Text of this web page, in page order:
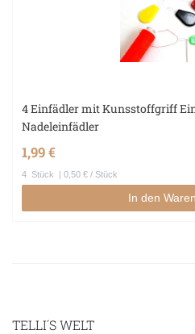
4 Einfädler mit Kunsstoffgriff
Nadeleinfädler
1,99 €
4 Stück | 0,50 € / Stück
In den
TELLI´S WELT